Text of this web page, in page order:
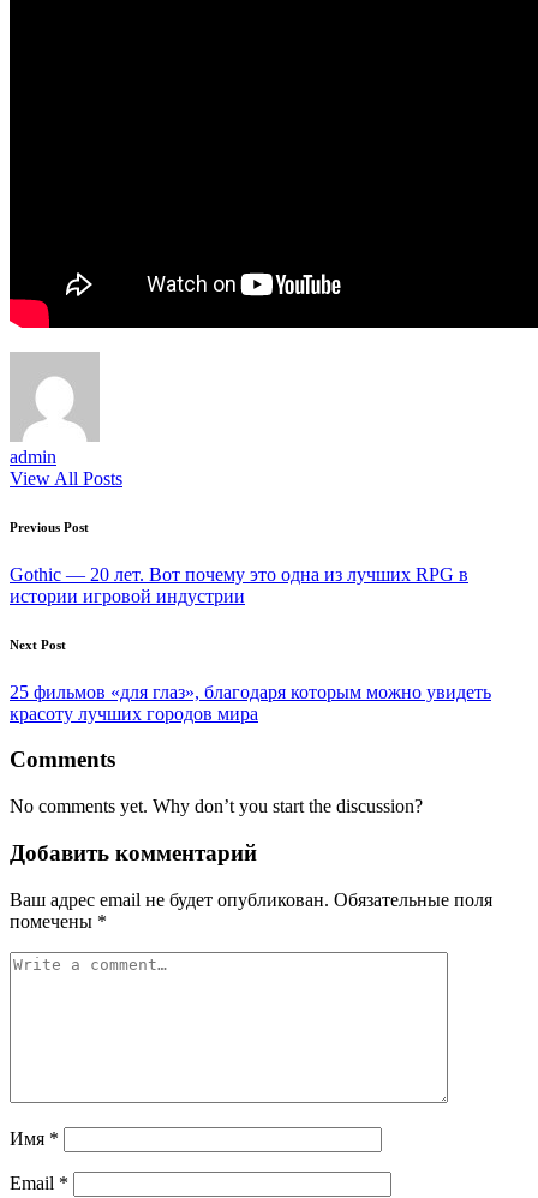
admin
View All Posts
Post
navigation
Previous Post
Gothic — 20 лет. Вот почему это одна из лучших RPG в
истории игровой индустрии
Next Post
25 фильмов «для глаз», благодаря которым можно увидеть
красоту лучших городов мира
Comments
No comments yet. Why don’t you start the discussion?
Добавить комментарий
Ваш адрес email не будет опубликован. Обязательные поля
помечены *
Имя *
Email *